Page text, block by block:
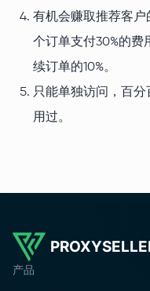
有机会赚取推荐客
个订单支付30%的费
续订单的10%。
只能单独访问，百
用过。
产品